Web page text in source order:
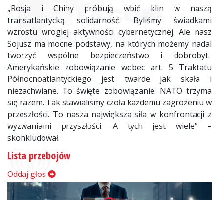
„Rosja i Chiny próbują wbić klin w naszą
transatlantycką solidarność. Byliśmy świadkami
wzrostu wrogiej aktywności cybernetycznej. Ale nasz
Sojusz ma mocne podstawy, na których możemy nadal
tworzyć wspólne bezpieczeństwo i dobrobyt.
Amerykańskie zobowiązanie wobec art. 5 Traktatu
Północnoatlantyckiego jest twarde jak skała i
niezachwiane. To święte zobowiązanie. NATO trzyma
się razem. Tak stawialiśmy czoła każdemu zagrożeniu w
przeszłości. To nasza największa siła w konfrontacji z
wyzwaniami przyszłości. A tych jest wiele” –
skonkludował.
Lista przebojów
Oddaj głos